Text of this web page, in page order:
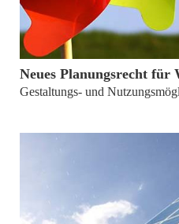
Dr. Clemens
Neues Planungsrecht für
Gestaltungs- und